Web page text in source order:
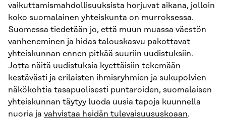
vaikuttamismahdollisuuksista horjuvat aikana, jolloin
koko suomalainen yhteiskunta on murroksessa.
Suomessa tiedetään jo, että muun muassa väestön
vanheneminen ja hidas talouskasvu pakottavat
yhteiskunnan ennen pitkää suuriin uudistuksiin.
Jotta näitä uudistuksia kyettäisiin tekemään
kestävästi ja erilaisten ihmisryhmien ja sukupolvien
näkökohtia tasapuolisesti puntaroiden, suomalaisen
yhteiskunnan täytyy luoda uusia tapoja kuunnella
nuoria ja vahvistaa heidän tulevaisuususkoaan.